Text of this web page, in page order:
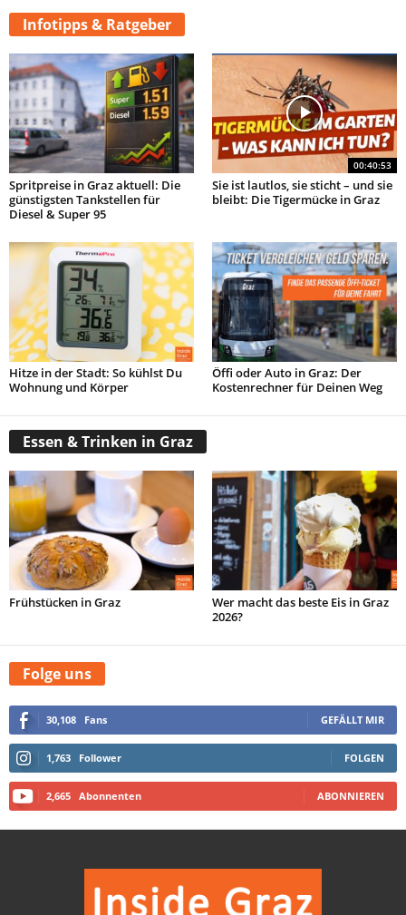
Infotipps & Ratgeber
Spritpreise in Graz aktuell: Die
günstigsten Tankstellen für
Diesel & Super 95
00:40:53
Sie ist lautlos, sie sticht – und sie
bleibt: Die Tigermücke in Graz
Hitze in der Stadt: So kühlst Du
Wohnung und Körper
Öffi oder Auto in Graz: Der
Kostenrechner für Deinen Weg
Essen & Trinken in Graz
Frühstücken in Graz
Wer macht das beste Eis in Graz
2026?
Folge uns
30,108 Fans GEFÄLLT MIR
1,763 Follower FOLGEN
2,665 Abonnenten ABONNIEREN